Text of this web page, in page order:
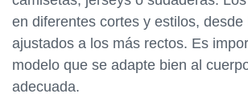
en diferentes cortes y estilos, desde
ajustados a los más rectos. Es
modelo que se adapte bien al
adecuada.